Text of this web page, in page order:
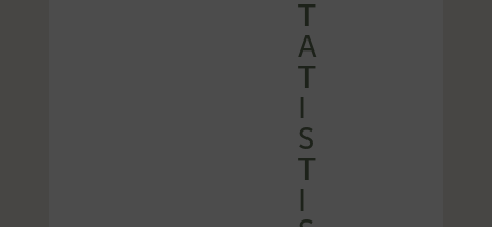
T
A
T
I
S
T
I